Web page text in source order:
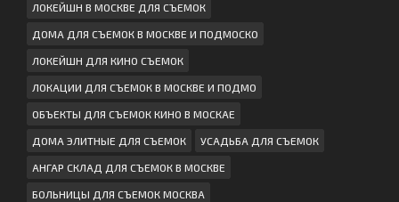
ЛОКЕЙШН В МОСКВЕ ДЛЯ СЪЕМОК
ДОМА ДЛЯ СЪЕМОК В МОСКВЕ И ПОДМОСКО
ЛОКЕЙШН ДЛЯ КИНО СЪЕМОК
ЛОКАЦИИ ДЛЯ СЪЕМОК В МОСКВЕ И ПОДМО
ОБЪЕКТЫ ДЛЯ СЪЕМОК КИНО В МОСКАЕ
ДОМА ЭЛИТНЫЕ ДЛЯ СЪЕМОК УСАДЬБА ДЛЯ СЪЕМОК
АНГАР СКЛАД ДЛЯ СЪЕМОК В МОСКВЕ
БОЛЬНИЦЫ ДЛЯ СЪЕМОК МОСКВА